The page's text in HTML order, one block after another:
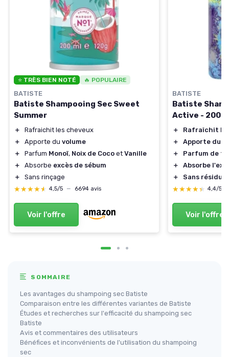
⭐ TRÈS BIEN NOTÉ 🔥 POPULAIRE
BATISTE
Batiste Shampooing Sec Sweet
Summer
＋
Rafraichit les cheveux
＋
Apporte du volume
＋
Parfum Monoï, Noix de Coco et Vanille
＋
Absorbe excès de sébum
＋
Sans rinçage
★★★★★
★★★★★ 4,5/5 — 6694 avis
Voir l'offre
BATISTE
Batiste
Active -
＋ Rafraîchit
＋
Apporte du
＋
Parfum de
＋
Absorbe
＋
Sans résidus
★★★★★
★★★★★ 4,4/5
Voir l'offre
SOMMAIRE
Les avantages du shampoing sec Batiste
Comparaison entre les différentes variantes de Batiste
Études et recherches sur l'efficacité du shampoing sec
Batiste
Avis et commentaires des utilisateurs
Bénéfices et inconvénients de l'utilisation du shampoing
sec